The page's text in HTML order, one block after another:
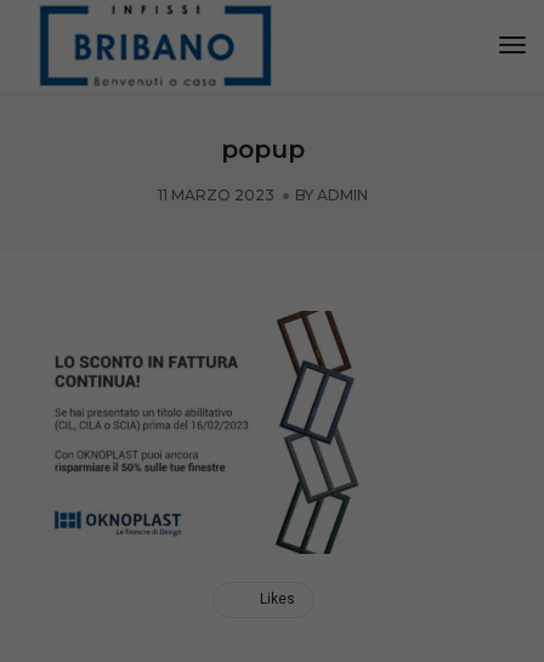
popup
11 MARZO 2023 BY ADMIN
Likes